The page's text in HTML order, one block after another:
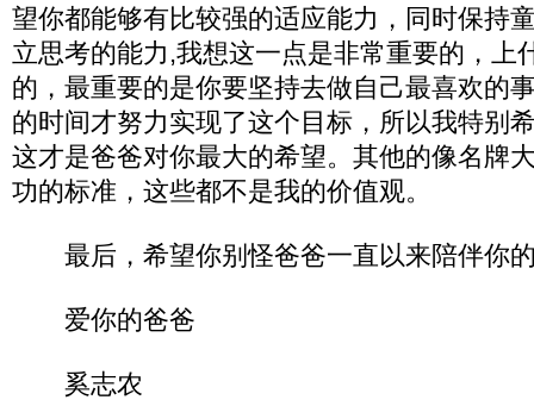
望你都能够有比较强的适应能力，同时保持
立思考的能力,我想这一点是非常重要的，上
的，最重要的是你要坚持去做自己最喜欢的
的时间才努力实现了这个目标，所以我特别
这才是爸爸对你最大的希望。其他的像名牌
功的标准，这些都不是我的价值观。
最后，希望你别怪爸爸一直以来陪伴你
爱你的爸爸
奚志农